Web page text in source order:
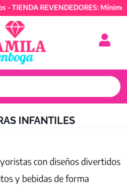
REVENDEDORES: Mínimo
INFANTILES
con diseños divertidos
y bebidas de forma